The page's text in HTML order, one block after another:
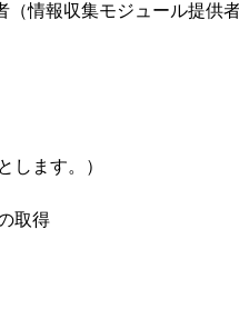
情報収集モジュール提供
します。）
取得